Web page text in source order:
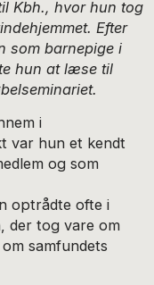
Kbh., hvor hun tog
Efter
som barnepige i
hun at læse til
i
var hun et kendt
og som
optrådte ofte i
der tog vare om
samfundets